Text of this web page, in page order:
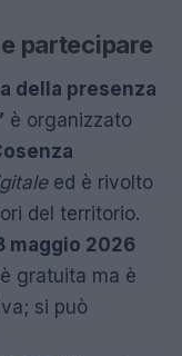
partecipare
della presenza
è organizzato
ed è rivolto
del territorio.
maggio 2026
gratuita ma è
si può